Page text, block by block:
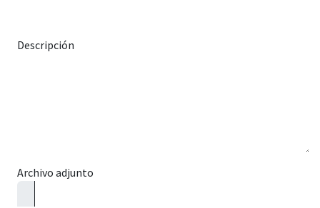
Descripción
Archivo adjunto